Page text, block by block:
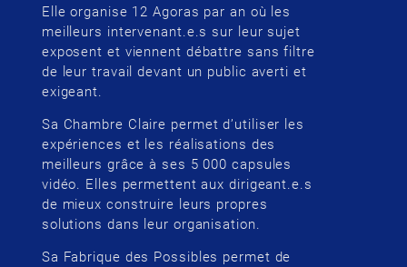
Elle organise 12 Agoras par an où les
meilleurs intervenant.e.s sur leur sujet
exposent et viennent débattre sans filtre
de leur travail devant un public averti et
exigeant.
Sa Chambre Claire permet d’utiliser les
expériences et les réalisations des
meilleurs grâce à ses 5 000 capsules
vidéo. Elles permettent aux dirigeant.e.s
de mieux construire leurs propres
solutions dans leur organisation.
Sa Fabrique des Possibles permet de